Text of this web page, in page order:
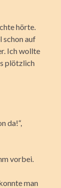
hörte.
schon auf
Ich wollte
plötzlich
da!“,
vorbei.
man